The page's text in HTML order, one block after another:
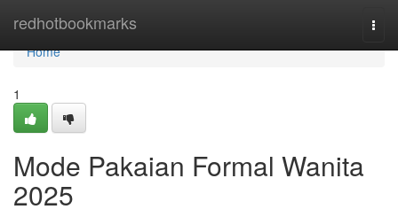
redhotbookmarks
Home
Home
1
Mode Pakaian Formal Wanita
2025